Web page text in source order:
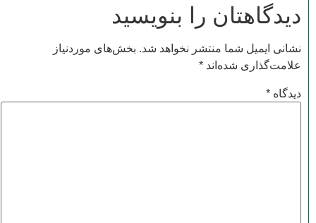
دیدگاهتان را بنویسید
نشانی ایمیل شما منتشر نخواهد شد. بخش‌های موردنیاز
علامت‌گذاری شده‌اند*
دیدگاه*